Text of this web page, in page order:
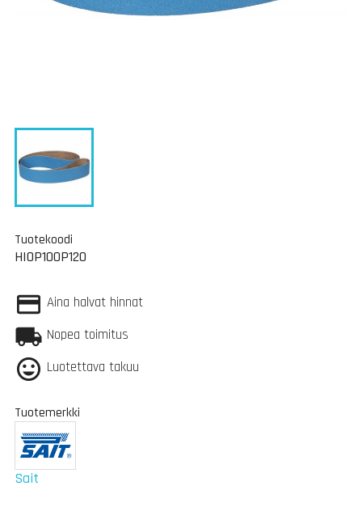
Tuotekoodi
HIOP100P120
Aina halvat hinnat
Nopea toimitus
Luotettava takuu
Tuotemerkki
Sait